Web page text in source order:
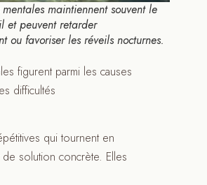
maintiennent souvent le
et peuvent retarder
ou favoriser les réveils nocturnes.
figurent parmi les causes
difficultés
qui tournent en
solution concrète. Elles